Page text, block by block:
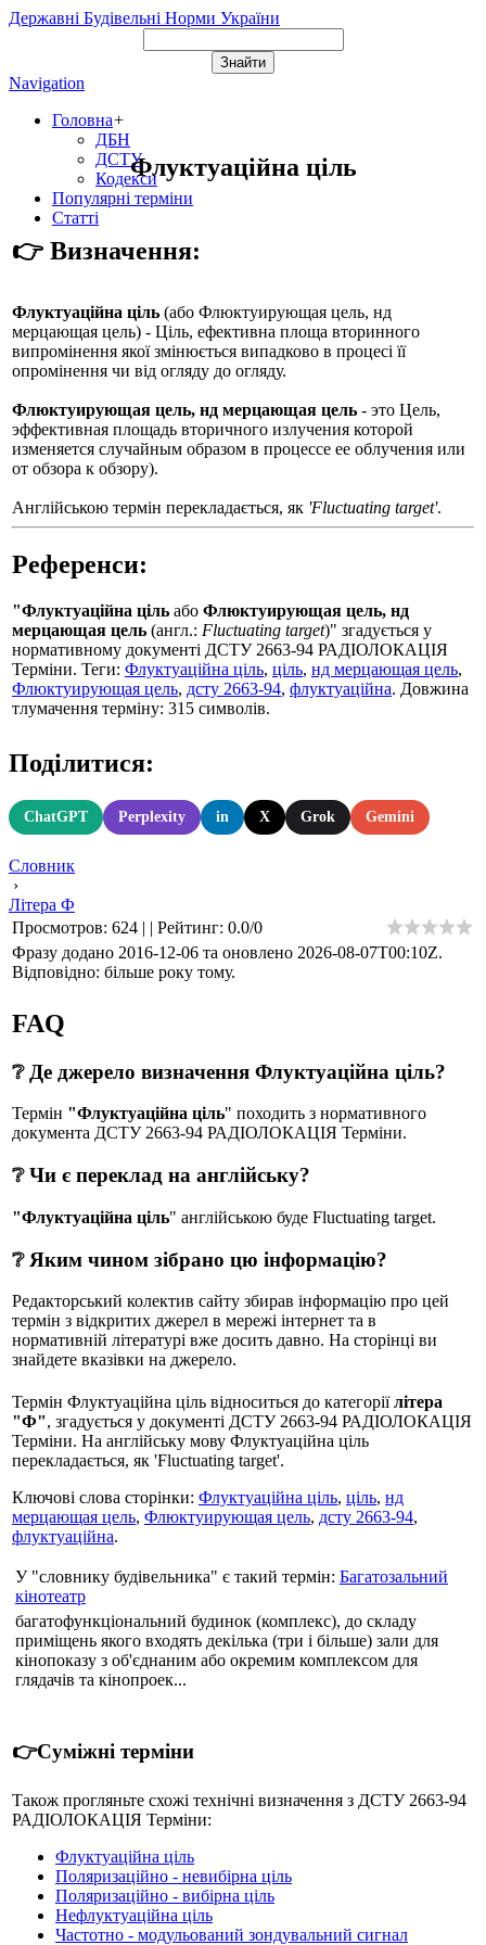
Державні Будівельні Норми України
Navigation
Головна+
ДБН
ДСТУ
Кодекси
Популярні терміни
Статті
Флуктуаційна ціль
👉 Визначення:
Флуктуаційна ціль (або Флюктуирующая цель, нд
мерцающая цель) - Ціль, ефективна площа вторинного
випромінення якої змінюється випадково в процесі її
опромінення чи від огляду до огляду.
Флюктуирующая цель, нд мерцающая цель - это Цель,
эффективная площадь вторичного излучения которой
изменяется случайным образом в процессе ее облучения или
от обзора к обзору).
Англійською термін перекладається, як 'Fluctuating target'.
Референси:
"Флуктуаційна ціль або Флюктуирующая цель, нд
мерцающая цель (англ.: Fluctuating target)" згадується у
нормативному документі ДСТУ 2663-94 РАДІОЛОКАЦІЯ
Терміни. Теги: Флуктуаційна ціль, ціль, нд мерцающая цель,
Флюктуирующая цель, дсту 2663-94, флуктуаційна. Довжина
тлумачення терміну: 315 символів.
Поділитися:
ChatGPT Perplexity in X Grok Gemini
Словник
›
Літера Ф
Просмотров: 624 | | Рейтинг: 0.0/0
Фразу додано 2016-12-06 та оновлено 2026-08-07T00:10Z.
Відповідно: більше року тому.
FAQ
❔ Де джерело визначення Флуктуаційна ціль?
Термін "Флуктуаційна ціль" походить з нормативного
документа ДСТУ 2663-94 РАДІОЛОКАЦІЯ Терміни.
❔ Чи є переклад на англійську?
"Флуктуаційна ціль" англійською буде Fluctuating target.
❔ Яким чином зібрано цю інформацію?
Редакторський колектив сайту збирав інформацію про цей
термін з відкритих джерел в мережі інтернет та в
нормативній літературі вже досить давно. На сторінці ви
знайдете вказівки на джерело.
Термін Флуктуаційна ціль відноситься до категоріїлітера
"Ф", згадується у документі ДСТУ 2663-94 РАДІОЛОКАЦІЯ
Терміни. На англійську мову Флуктуаційна ціль
перекладається, як 'Fluctuating target'.
Ключові слова сторінки: Флуктуаційна ціль, ціль, нд
мерцающая цель, Флюктуирующая цель, дсту 2663-94,
флуктуаційна.
У "словнику будівельника" є такий термін: Багатозальний
кінотеатр
багатофункціональний будинок (комплекс), до складу
приміщень якого входять декілька (три і більше) зали для
кінопоказу з об'єднаним або окремим комплексом для
глядачів та кінопроек...
👉Суміжні терміни
Також прогляньте схожі технічні визначення з ДСТУ 2663-94
РАДІОЛОКАЦІЯ Терміни:
Флуктуаційна ціль
Поляризаційно - невибірна ціль
Поляризаційно - вибірна ціль
Нефлуктуаційна ціль
Частотно - модульований зондувальний сигнал